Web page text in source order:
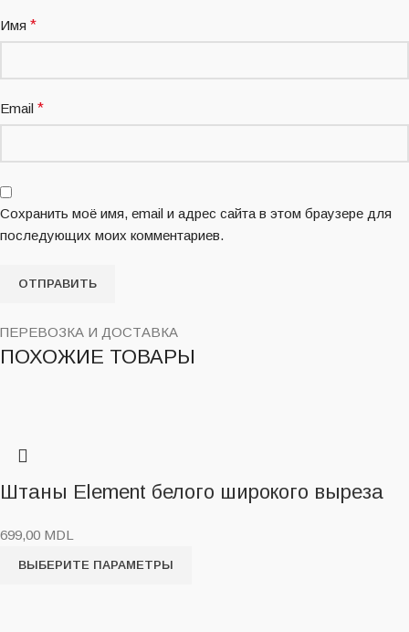
Имя *
Email *
Сохранить моё имя, email и адрес сайта в этом браузере для
последующих моих комментариев.
ПЕРЕВОЗКА И ДОСТАВКА
ПОХОЖИЕ ТОВАРЫ
Штаны Element белого широкого выреза
699,00 MDL
ВЫБЕРИТЕ ПАРАМЕТРЫ